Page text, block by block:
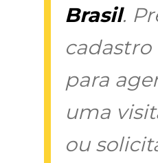
Brasil.
cadastro
para
uma
ou